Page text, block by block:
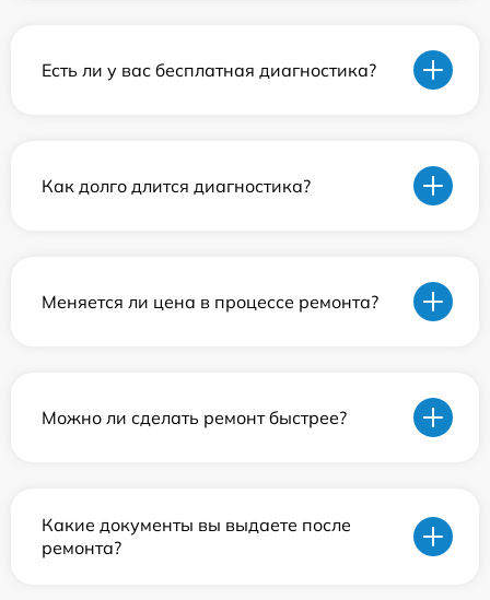
Есть ли у вас бесплатная диагностика?
Как долго длится диагностика?
Меняется ли цена в процессе ремонта?
Можно ли сделать ремонт быстрее?
Какие документы вы выдаете после
ремонта?